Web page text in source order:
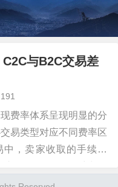
与B2C交易差
191
费率体系呈现明显的分
易类型对应不同费率区
中，卖家收取的手续费
影响。例如球鞋类目普